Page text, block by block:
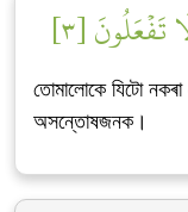
تَفۡعَلُونَ [٣]
তোমালোকে যিটো
অসন্তোষজনক।